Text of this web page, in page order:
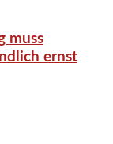
muss
ernst